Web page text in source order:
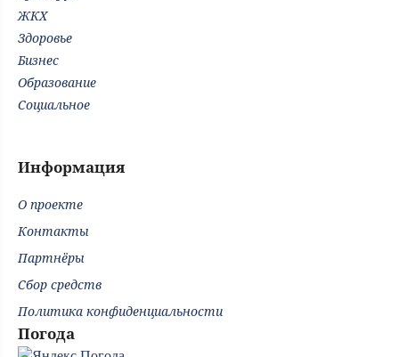
ЖКХ
Здоровье
Бизнес
Образование
Социальное
Информация
О проекте
Контакты
Партнёры
Сбор средств
Политика конфиденциальности
Погода